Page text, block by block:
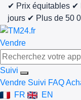
✔ Prix équitables ✔
jours ✔ Plus de 50
Vendre
Suivi
Vendre Suivi FAQ
FR
EN